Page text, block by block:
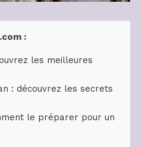
:
les meilleures
: découvrez les secrets
le préparer pour un